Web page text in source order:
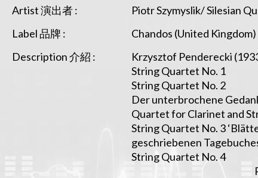
Artist 演出者 :
Piotr Szymyslik/ Silesian
Label 品牌 :
Chandos (United Kingdom)
Description 介紹 :
Krzysztof Penderecki
String Quartet No. 1
String Quartet No. 2
Der unterbrochene
Quartet for Clarinet and
String Quartet No. 3
geschriebenen
String Quartet No. 4